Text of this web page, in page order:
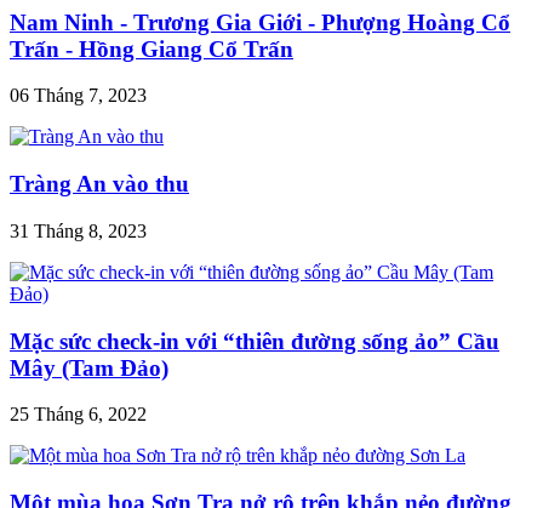
Nam Ninh - Trương Gia Giới - Phượng Hoàng Cổ
Trấn - Hồng Giang Cổ Trấn
06 Tháng 7, 2023
Tràng An vào thu
31 Tháng 8, 2023
Mặc sức check-in với “thiên đường sống ảo” Cầu
Mây (Tam Đảo)
25 Tháng 6, 2022
Một mùa hoa Sơn Tra nở rộ trên khắp nẻo đường